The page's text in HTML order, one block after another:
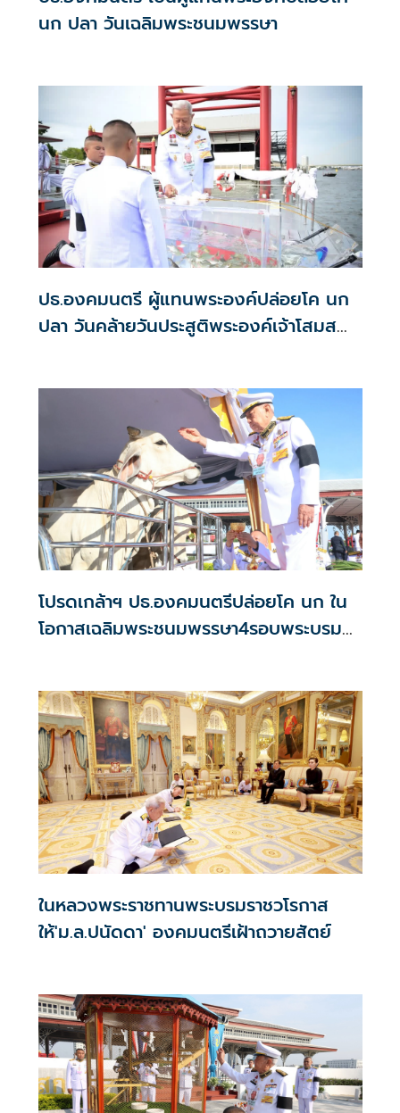
นก ปลา วันเฉลิมพระชนมพรรษา
ปธ.องคมนตรี ผู้แทนพระองค์ปล่อยโค นก
ปลา วันคล้ายวันประสูติพระองค์เจ้าโสมส
โปรดเกล้าฯ ปธ.องคมนตรีปล่อยโค นก ใน
โอกาสเฉลิมพระชนมพรรษา4รอบพระบรม
ในหลวงพระราชทานพระบรมราชวโรกาส
ให้'ม.ล.ปนัดดา' องคมนตรีเฝ้าถวายสัตย์